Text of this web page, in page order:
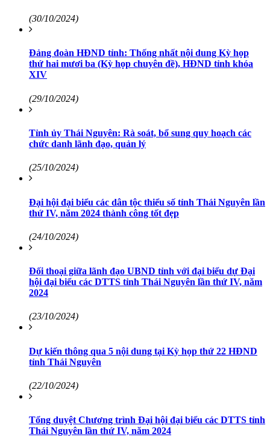
(30/10/2024)
Đảng đoàn HĐND tỉnh: Thống nhất nội dung Kỳ họp
thứ hai mươi ba (Kỳ họp chuyên đề), HĐND tỉnh khóa
XIV
(29/10/2024)
Tỉnh ủy Thái Nguyên: Rà soát, bổ sung quy hoạch các
chức danh lãnh đạo, quản lý
(25/10/2024)
Đại hội đại biểu các dân tộc thiểu số tỉnh Thái Nguyên lần
thứ IV, năm 2024 thành công tốt đẹp
(24/10/2024)
Đối thoại giữa lãnh đạo UBND tỉnh với đại biểu dự Đại
hội đại biểu các DTTS tỉnh Thái Nguyên lần thứ IV, năm
2024
(23/10/2024)
Dự kiến thông qua 5 nội dung tại Kỳ họp thứ 22 HĐND
tỉnh Thái Nguyên
(22/10/2024)
Tổng duyệt Chương trình Đại hội đại biểu các DTTS tỉnh
Thái Nguyên lần thứ IV, năm 2024